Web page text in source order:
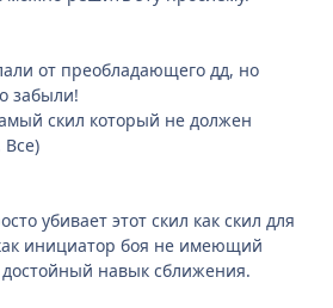
от преобладающего дд, но
забыли!
скил который не должен
Все)
убивает этот скил как скил для
инициатор боя не имеющий
навык сближения.